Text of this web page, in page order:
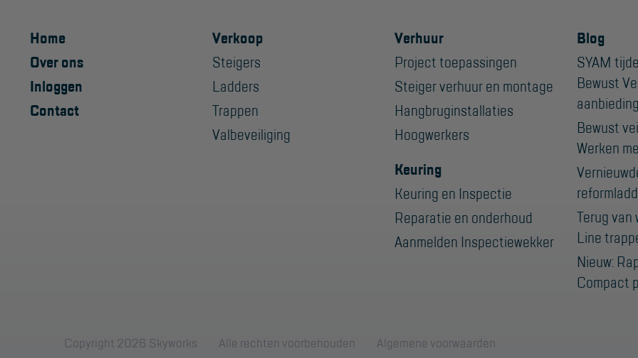
Home
Over ons
Inloggen
Contact
Verkoop
Steigers
Ladders
Trappen
Valbeveiliging
Verhuur
Project toepassingen
Steiger verhuur en montage
Hangbruginstallaties
Hoogwerkers
Keuring
Keuring en Inspectie
Reparatie en onderhoud
Aanmelden Inspectiewekker
Blog
SYAM
Bewust
aanbieding
Bewust
Werken
Terug van
Line
Nieuw:
Compact
Copyright 2026 Skyworks Alle rechten voorbehouden Algemene voorwaarden